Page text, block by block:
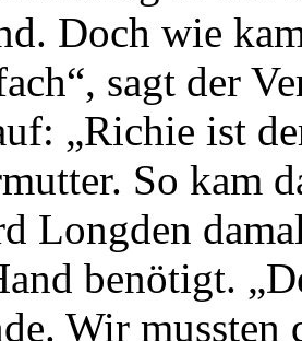
Doch wie
sagt der
„Richie ist
So kam
Longden
benötigt.
Wir